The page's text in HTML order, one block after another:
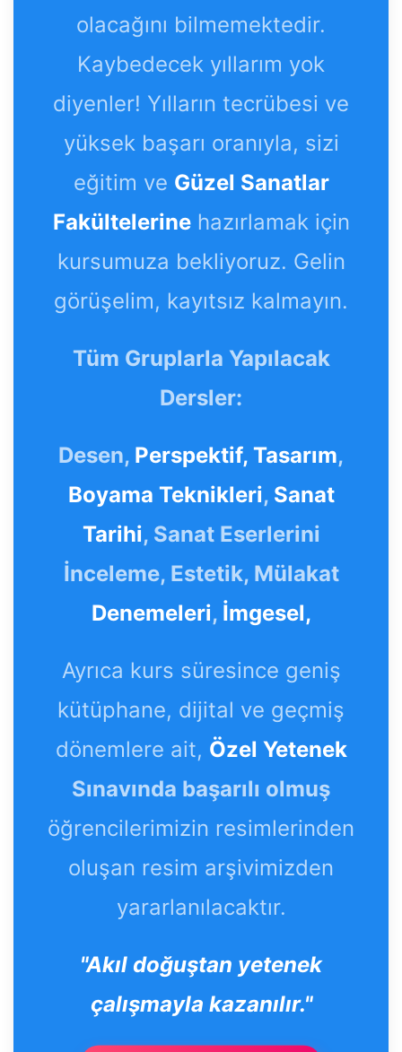
olacağını bilmemektedir.
Kaybedecek yıllarım yok
diyenler! Yılların tecrübesi ve
yüksek başarı oranıyla, sizi
eğitim ve Güzel Sanatlar
Fakültelerinehazırlamak için
kursumuza bekliyoruz. Gelin
görüşelim, kayıtsız kalmayın.
Tüm Gruplarla Yapılacak
Dersler:
Desen, Perspektif, Tasarım,
Boyama Teknikleri, Sanat
Tarihi, Sanat Eserlerini
İnceleme, Estetik, Mülakat
Denemeleri, İmgesel,
Ayrıca kurs süresince geniş
kütüphane, dijital ve geçmiş
dönemlere ait, Özel Yetenek
Sınavında başarılı olmuş
öğrencilerimizin resimlerinden
oluşan resim arşivimizden
yararlanılacaktır.
"Akıl doğuştan yetenek
çalışmayla kazanılır."